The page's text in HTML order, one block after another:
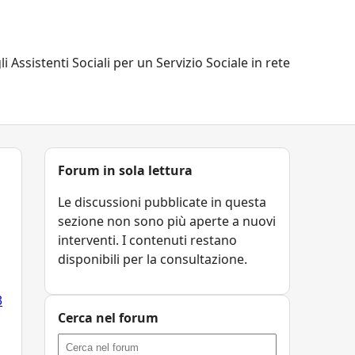
Assistenti Sociali per un Servizio Sociale in rete
Forum in sola lettura
Le discussioni pubblicate in questa
sezione non sono più aperte a nuovi
interventi. I contenuti restano
disponibili per la consultazione.
Cerca nel forum